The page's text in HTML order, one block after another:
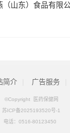
（山东）食品有限
简介 广告服务
©Copyright 医药保健网
苏ICP备2025193520号-1
电话： 0516-80123450